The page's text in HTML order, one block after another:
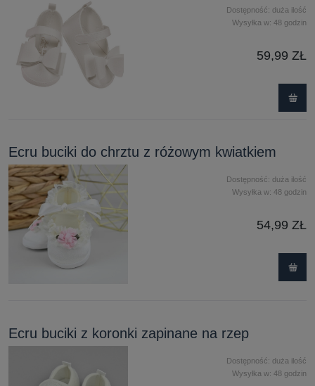
Dostępność: duża ilość
Wysyłka w: 48 godzin
59,99 ZŁ
Ecru buciki do chrztu z różowym kwiatkiem
Dostępność: duża ilość
Wysyłka w: 48 godzin
54,99 ZŁ
Ecru buciki z koronki zapinane na rzep
Dostępność: duża ilość
Wysyłka w: 48 godzin